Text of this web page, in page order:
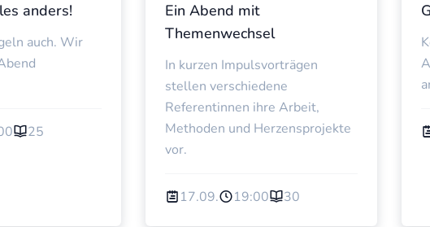
anders!
auch. Wir
25
Ein Abend mit
Themenwechsel
In kurzen Impulsvorträgen
stellen verschiedene
Referentinnen ihre Arbeit,
Methoden und Herzensprojekte
vor.
17.09. 19:00 30